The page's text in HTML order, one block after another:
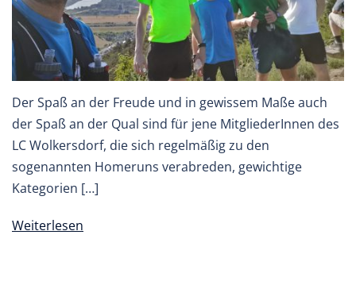
Der Spaß an der Freude und in gewissem Maße auch
der Spaß an der Qual sind für jene MitgliederInnen des
LC Wolkersdorf, die sich regelmäßig zu den
sogenannten Homeruns verabreden, gewichtige
Kategorien […]
Weiterlesen